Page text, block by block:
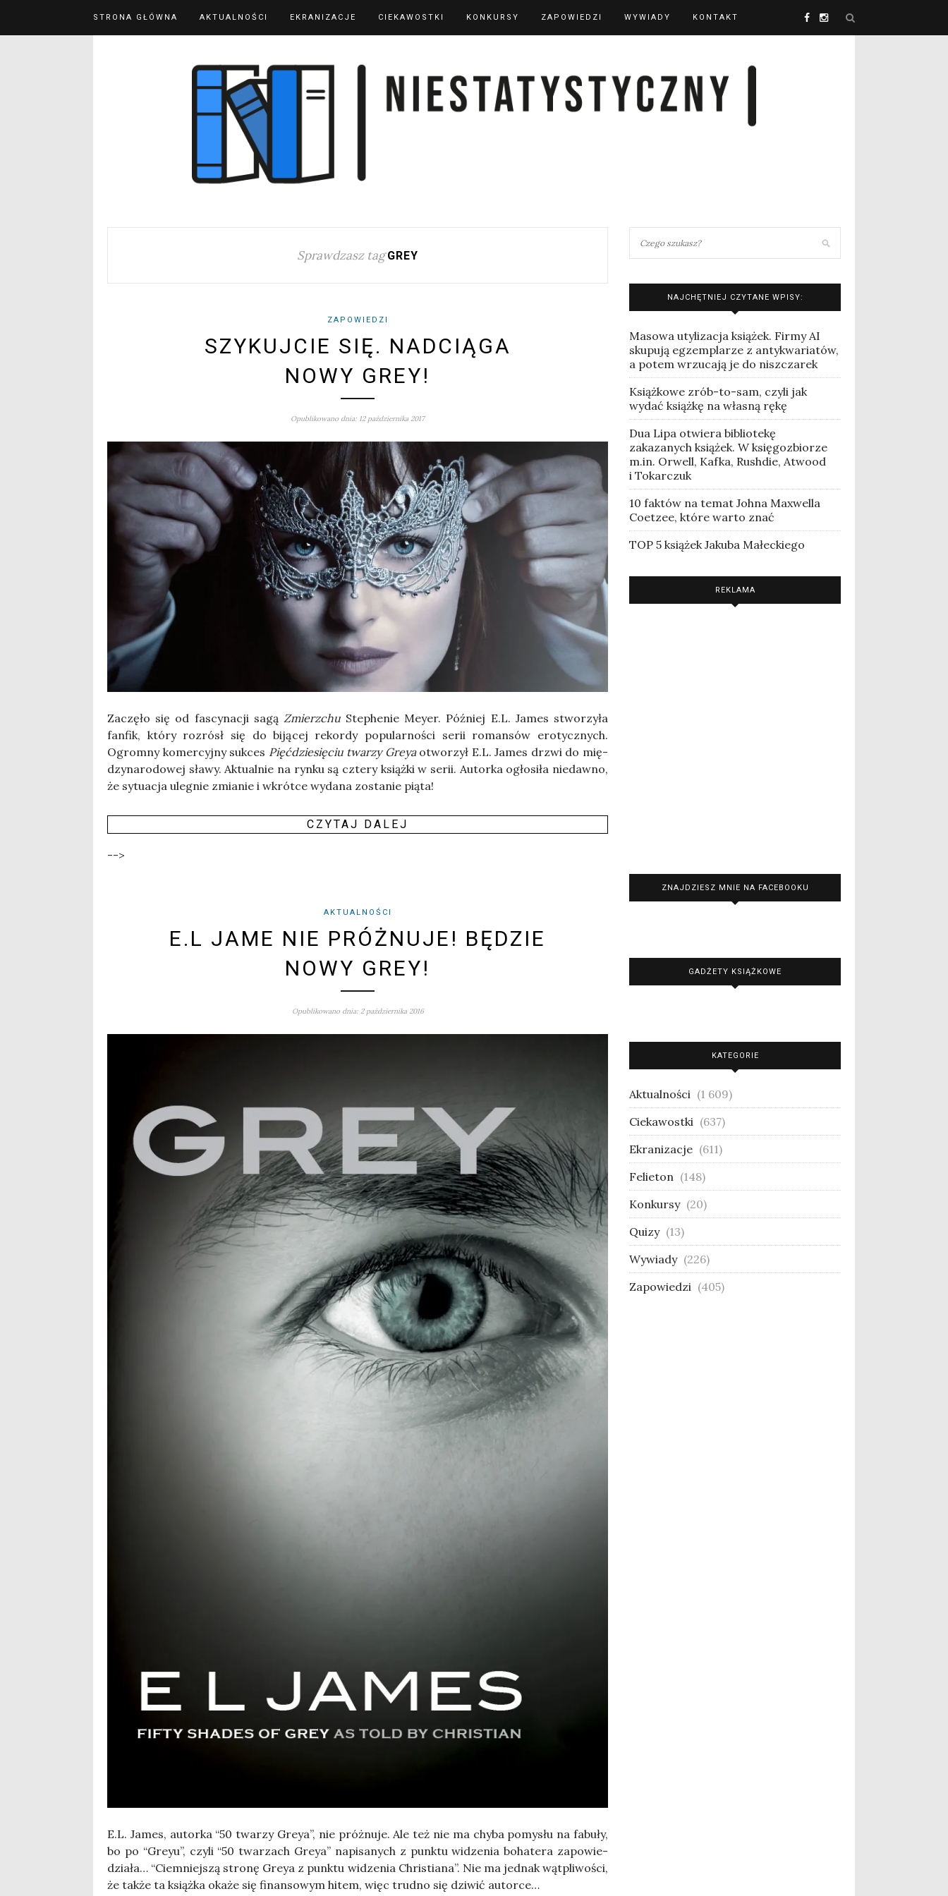
STRONA GŁÓWNA AKTUALNOŚCI EKRANIZACJE CIEKAWOSTKI KONKURSY ZAPOWIEDZI WYWIADY KONTAKT
Sprawdzasz tag GREY
ZAPOWIEDZI
SZYKUJCIE SIĘ. NADCIĄGA
NOWY GREY!
Opublikowano dnia: 12 października 2017
Zaczę­ło się od fascy­na­cji sagąZmierz­chuSte­phe­nie Mey­er. Póź­niej E.L. James stwo­rzy­ła
fan­fik, któ­ry roz­rósł się do biją­cej rekor­dy popu­lar­no­ści serii roman­sów ero­tycz­nych.
Ogrom­ny komer­cyj­ny suk­ces Pięć­dzie­się­ciu twa­rzy Greyaotwo­rzył E.L. James drzwi do mię­
dzy­na­ro­do­wej sła­wy. Aktu­al­nie na ryn­ku są czte­ry książ­ki w serii. Autor­ka ogło­si­ła nie­daw­no,
że sytu­acja ule­gnie zmia­nie i wkrót­ce wyda­na zosta­nie pią­ta!
CZY­TAJ DALEJ
-->
AKTUALNOŚCI
E.L JAME NIE PRÓŻNUJE! BĘDZIE
NOWY GREY!
Opublikowano dnia: 2 października 2016
E.L. James, autor­ka “50 twa­rzy Greya”, nie próż­nu­je. Ale też nie ma chy­ba pomy­słu na fabu­ły,
bo po “Greyu”, czy­li “50 twa­rzach Greya” napi­sa­nych z punk­tu widze­nia boha­te­ra zapo­wie­
dzia­ła… “Ciem­niej­szą stro­nę Greya z punk­tu widze­nia Chri­stia­na”. Nie ma jed­nak wąt­pli­wo­ści,
że tak­że ta książ­ka oka­że się finan­so­wym hitem, więc trud­no się dzi­wić autorce…
NAJCHĘTNIEJ CZYTANE WPISY:
Masowa utylizacja książek. Firmy AI
skupują egzemplarze z antykwariatów,
a potem wrzucają je do niszczarek
Książkowe zrób-to-sam, czyli jak
wydać książkę na własną rękę
Dua Lipa otwiera bibliotekę
zakazanych książek. W księgozbiorze
m.in. Orwell, Kafka, Rushdie, Atwood
i Tokarczuk
10 faktów na temat Johna Maxwella
Coetzee, które warto znać
TOP 5 książek Jakuba Małeckiego
REKLAMA
ZNAJDZIESZ MNIE NA FACEBOOKU
GADŻETY KSIĄŻKOWE
KATEGORIE
Aktualności (1 609)
Ciekawostki (637)
Ekranizacje (611)
Felieton (148)
Konkursy (20)
Quizy (13)
Wywiady (226)
Zapowiedzi (405)